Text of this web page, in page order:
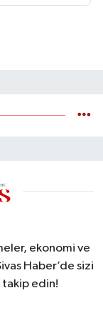
ekonomi ve
Haber’de sizi
takip edin!